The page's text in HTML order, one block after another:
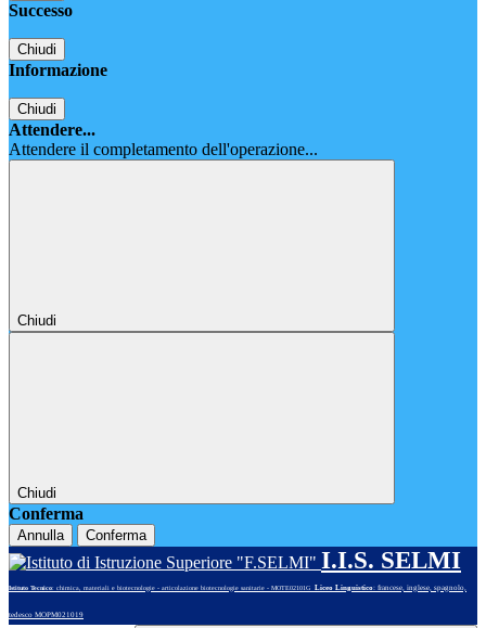
Successo
Chiudi
Informazione
Chiudi
Attendere...
Attendere il completamento dell'operazione...
Chiudi
Chiudi
Conferma
Annulla Conferma
I.I.S. SELMI
Istituto Tecnico: chimica, materiali e biotecnologie - articolazione biotecnologie sanitarie - MOTE02101G Liceo Linguistico: francese, inglese, spagnolo,
tedesco MOPM021019